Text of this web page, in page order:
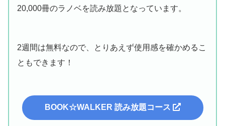
20,000冊のラノベを読み放題となっています。
2週間は無料なので、とりあえず使用感を確かめるこ
ともできます！
BOOK☆WALKER 読み放題コース